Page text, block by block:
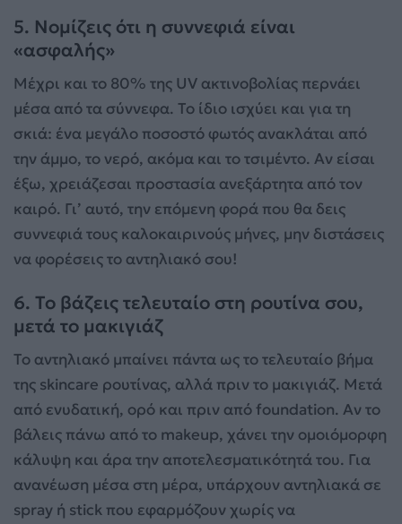
5. Νομίζεις ότι η συννεφιά είναι
«ασφαλής»
Μέχρι και το 80% της UV ακτινοβολίας περνάει
μέσα από τα σύννεφα. Το ίδιο ισχύει και για τη
σκιά: ένα μεγάλο ποσοστό φωτός ανακλάται από
την άμμο, το νερό, ακόμα και το τσιμέντο. Αν είσαι
έξω, χρειάζεσαι προστασία ανεξάρτητα από τον
καιρό. Γι’ αυτό, την επόμενη φορά που θα δεις
συννεφιά τους καλοκαιρινούς μήνες, μην διστάσεις
να φορέσεις το αντηλιακό σου!
6. Το βάζεις τελευταίο στη ρουτίνα σου,
μετά το μακιγιάζ
Το αντηλιακό μπαίνει πάντα ως το τελευταίο βήμα
της skincare ρουτίνας, αλλά πριν το μακιγιάζ. Μετά
από ενυδατική, ορό και πριν από foundation. Αν το
βάλεις πάνω από το makeup, χάνει την ομοιόμορφη
κάλυψη και άρα την αποτελεσματικότητά του. Για
ανανέωση μέσα στη μέρα, υπάρχουν αντηλιακά σε
spray ή stick που εφαρμόζουν χωρίς να